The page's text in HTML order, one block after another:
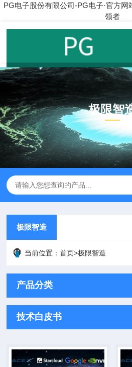
PG电子股份有限公司-PG电子·官方网
领者
极限智
PRODUCT
极限智造
当前位置：首页>极限智造
产品分类
技术白皮书